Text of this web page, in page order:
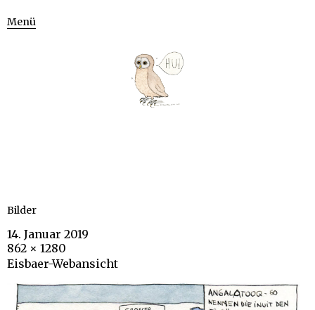
Menü
Bilder
14. Januar 2019
862 × 1280
Eisbaer-Webansicht